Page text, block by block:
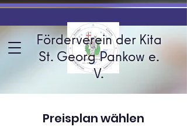
Förderverein der Kita
St. Georg Pankow e.
V.
Preisplan wählen